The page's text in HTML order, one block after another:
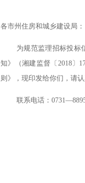
各市州住房和城乡建设局：
为规范监理招标投标
知》（湘建监督〔2018〕
则》，现印发给你们，请
联系电话：